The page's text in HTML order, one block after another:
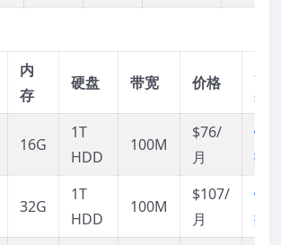
内
存
硬盘 带宽 价格
买
16G
1T
HDD
100M
$76/
月
链
接
32G
1T
HDD
100M
$107/
月
链
接